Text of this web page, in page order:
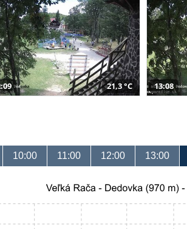
21,3 °C 13:08
10:00 11:00 12:00 13:00